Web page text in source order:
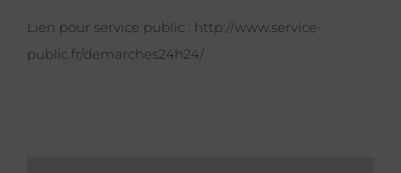
Lien pour service public : http://www.service-
public.fr/demarches24h24/